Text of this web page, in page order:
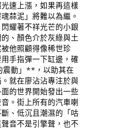
速上漲，如果再這樣
蒜泥」將難以為繼。
耀著不祥光芒的小銀
、顏色介於灰綠與土
他照顧得像稀世珍
手指彈一下缸邊，確
震動」**，以助其在
就在廖沾沾專注於與
的世界開始發出一些
。街上所有的汽車喇
、低沉且潮濕的「咕
不是引擎聲，也不